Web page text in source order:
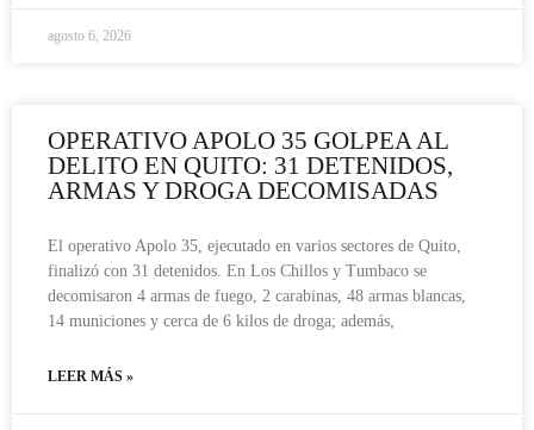
agosto 6, 2026
OPERATIVO APOLO 35 GOLPEA AL
DELITO EN QUITO: 31 DETENIDOS,
ARMAS Y DROGA DECOMISADAS
El operativo Apolo 35, ejecutado en varios sectores de Quito,
finalizó con 31 detenidos. En Los Chillos y Tumbaco se
decomisaron 4 armas de fuego, 2 carabinas, 48 armas blancas,
14 municiones y cerca de 6 kilos de droga; además,
LEER MÁS »